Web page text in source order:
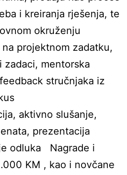
i kreiranja rješenja, te
okruženju
projektnom zadatku,
zadaci, mentorska
stručnjaka iz
aktivno slušanje,
prezentacija
odluka Nagrade i
KM , kao i novčane